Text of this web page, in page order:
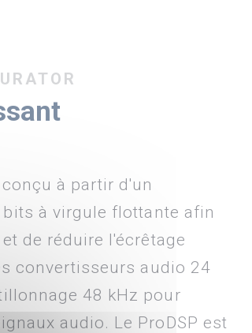
à partir d'un
à virgule flottante afin
de réduire l'écrêtage
convertisseurs audio 24
48 kHz pour
audio. Le ProDSP est